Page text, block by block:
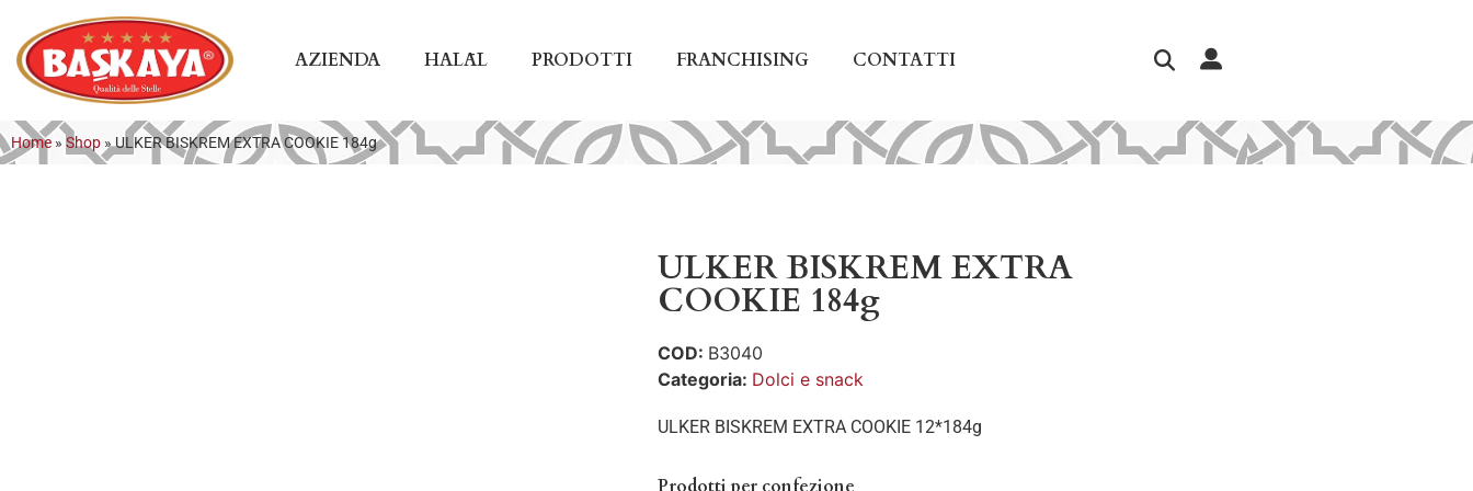
AZIENDA HALĀL PRODOTTI FRANCHISING CONTATTI
Home » Shop »ULKER BISKREM EXTRA COOKIE 184g
ULKER BISKREM EXTRA
COOKIE 184g
COD: B3040
Categoria: Dolci e snack
ULKER BISKREM EXTRA COOKIE 12*184g